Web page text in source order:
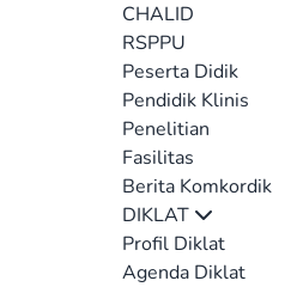
CHALID
RSPPU
Peserta Didik
Pendidik Klinis
Penelitian
Fasilitas
Berita Komkordik
DIKLAT
Profil Diklat
Agenda Diklat